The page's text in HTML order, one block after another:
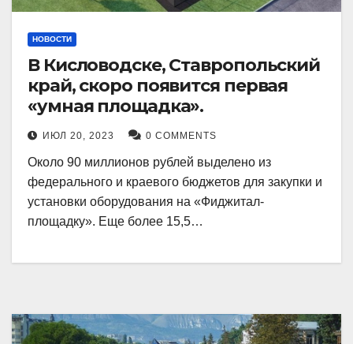
НОВОСТИ
В Кисловодске, Ставропольский
край, скоро появится первая
«умная площадка».
ИЮЛ 20, 2023 0 COMMENTS
Около 90 миллионов рублей выделено из
федерального и краевого бюджетов для закупки и
установки оборудования на «Фиджитал-
площадку». Еще более 15,5…